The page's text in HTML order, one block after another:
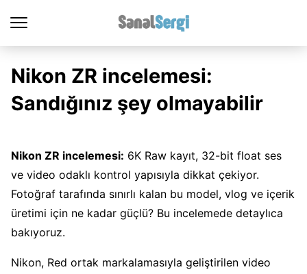
Nikon ZR incelemesi:
Sandığınız şey olmayabilir
Nikon ZR incelemesi: 6K Raw kayıt, 32-bit float ses
ve video odaklı kontrol yapısıyla dikkat çekiyor.
Fotoğraf tarafında sınırlı kalan bu model, vlog ve içerik
üretimi için ne kadar güçlü? Bu incelemede detaylıca
bakıyoruz.
Nikon, Red ortak markalamasıyla geliştirilen video